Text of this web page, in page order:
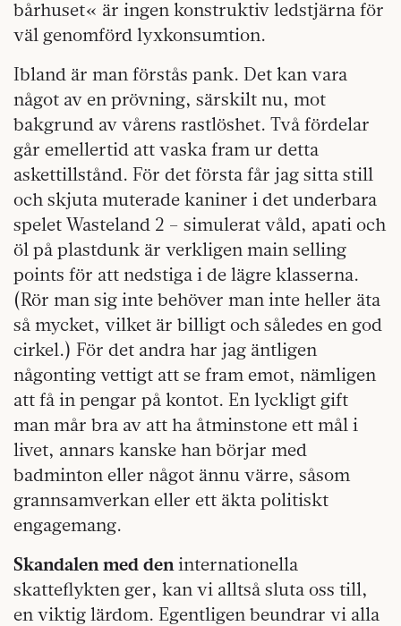
bårhuset« är ingen konstruktiv ledstjärna för
väl genomförd lyxkonsumtion.
Ibland är man förstås pank. Det kan vara
något av en prövning, särskilt nu, mot
bakgrund av vårens rastlöshet. Två fördelar
går emellertid att vaska fram ur detta
askettillstånd. För det första får jag sitta still
och skjuta muterade kaniner i det underbara
spelet Wasteland 2 – simulerat våld, apati och
öl på plastdunk är verkligen main selling
points för att nedstiga i de lägre klasserna.
(Rör man sig inte behöver man inte heller äta
så mycket, vilket är billigt och således en god
cirkel.) För det andra har jag äntligen
någonting vettigt att se fram emot, nämligen
att få in pengar på kontot. En lyckligt gift
man mår bra av att ha åtminstone ett mål i
livet, annars kanske han börjar med
badminton eller något ännu värre, såsom
grannsamverkan eller ett äkta politiskt
engagemang.
Skandalen med deninternationella
skatteflykten ger, kan vi alltså sluta oss till,
en viktig lärdom. Egentligen beundrar vi alla